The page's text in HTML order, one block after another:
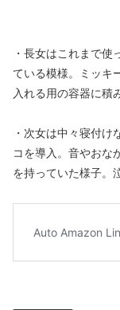
・長女はこれまで使
ている模様。ミッキ
入れる用の容器に積
・次女は中々寝付け
コを導入。音やおな
を持っていた様子。